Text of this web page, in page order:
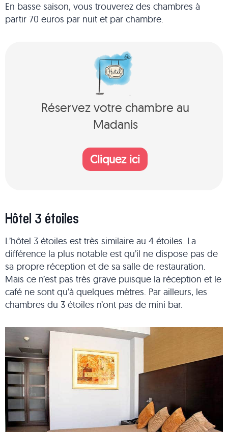
En basse saison, vous trouverez des chambres à
partir 70 euros par nuit et par chambre.
Réservez votre chambre au
Madanis
Cliquez ici
Hôtel 3 étoiles
L’hôtel 3 étoiles est très similaire au 4 étoiles. La
différence la plus notable est qu’il ne dispose pas de
sa propre réception et de sa salle de restauration.
Mais ce n’est pas très grave puisque la réception et le
café ne sont qu’à quelques mètres. Par ailleurs, les
chambres du 3 étoiles n’ont pas de mini bar.